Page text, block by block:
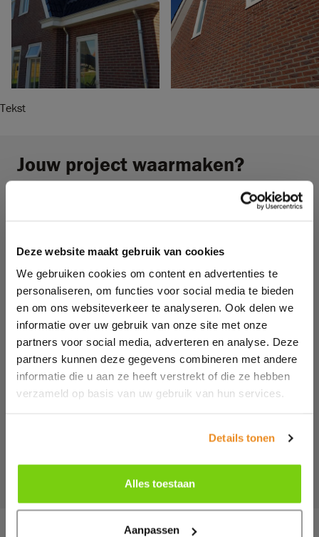
Deze website maakt gebruik van cookies
We gebruiken cookies om content en advertenties te
personaliseren, om functies voor social media te bieden
en om ons websiteverkeer te analyseren. Ook delen we
informatie over uw gebruik van onze site met onze
partners voor social media, adverteren en analyse. Deze
partners kunnen deze gegevens combineren met andere
informatie die u aan ze heeft verstrekt of die ze hebben
verzameld op basis van uw gebruik van hun services.
Details tonen
Alles toestaan
Aanpassen
Tekst
Jouw project waarmaken?
Laat je e-mailadres achter en wij nemen zo snel mogelijk
E-mailadres*
Ik ga akkoord met deprivacyverklaring
Versturen
Deze site wordt beveiligd door reCAPTCHA. Hierop zijn de Google Privacy Policy
Algemene voorwaardenvan toepassing.